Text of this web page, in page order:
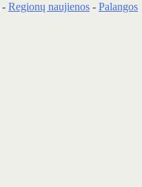
- Regionų naujienos - Palangos